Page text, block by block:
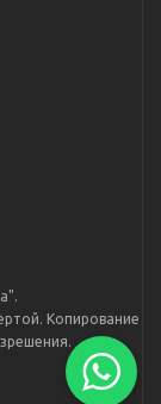
Копирование